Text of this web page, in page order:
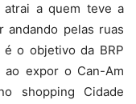
a quem teve a
andando pelas ruas
o objetivo da BRP
ao expor o Can-Am
shopping Cidade